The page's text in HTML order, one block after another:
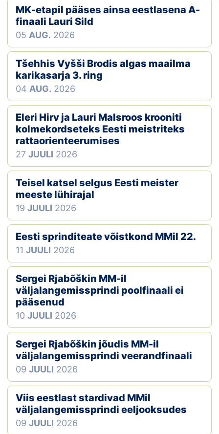
MK-etapil pääses ainsa eestlasena A-
finaali Lauri Sild
05 AUG. 2026
Tšehhis Vyšši Brodis algas maailma
karikasarja 3. ring
04 AUG. 2026
Eleri Hirv ja Lauri Malsroos krooniti
kolmekordseteks Eesti meistriteks
rattaorienteerumises
27 JUULI 2026
Teisel katsel selgus Eesti meister
meeste lühirajal
19 JUULI 2026
Eesti sprinditeate võistkond MMil 22.
11 JUULI 2026
Sergei Rjabõškin MM-il
väljalangemissprindi poolfinaali ei
pääsenud
10 JUULI 2026
Sergei Rjabõškin jõudis MM-il
väljalangemissprindi veerandfinaali
09 JUULI 2026
Viis eestlast stardivad MMil
väljalangemissprindi eeljooksudes
09 JUULI 2026